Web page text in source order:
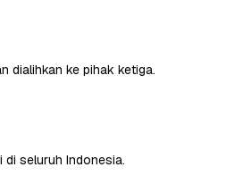
dialihkan ke pihak ketiga.
seluruh Indonesia.